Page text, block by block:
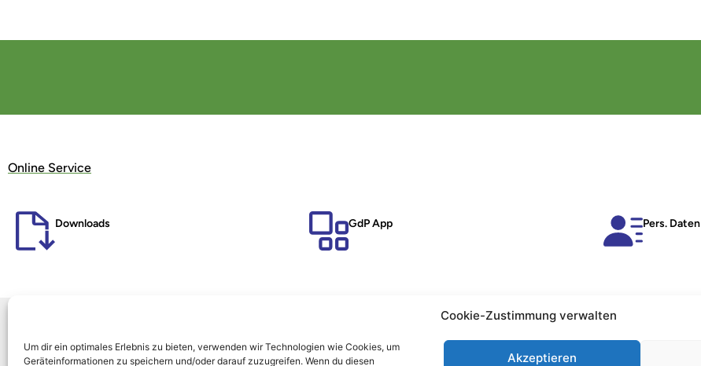
Cookie-Zustimmung verwalten
Um dir ein optimales Erlebnis zu bieten, verwenden wir Technologien wie Cookies, um
Geräteinformationen zu speichern und/oder darauf zuzugreifen. Wenn du diesen
Akzeptieren
Online Service
Downloads GdP App Pers. Daten